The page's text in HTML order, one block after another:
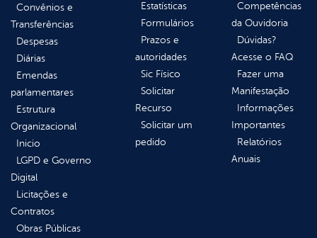
Convênios e
Transferências
Despesas
Diárias
Emendas
parlamentares
Estrutura
Organizacional
Inicio
LGPD e Governo
Digital
Licitações e
Contratos
Obras Públicas
Estatísticas
Formulários
Prazos e
autoridades
Sic Físico
Solicitar
Recurso
Solicitar um
pedido
Competências
da Ouvidoria
Dúvidas?
Acesse o FAQ
Fazer uma
Manifestação
Informações
Importantes
Relatórios
Anuais